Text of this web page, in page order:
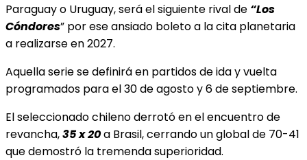
Paraguay o Uruguay, será el siguiente rival de “Los
Cóndores” por ese ansiado boleto a la cita planetaria
a realizarse en 2027.
Aquella serie se definirá en partidos de ida y vuelta
programados para el 30 de agostoy 6 de septiembre.
El seleccionado chileno derrotó en el encuentro de
revancha,35 x 20a Brasil, cerrando un global de 70-41
que demostró la tremenda superioridad.